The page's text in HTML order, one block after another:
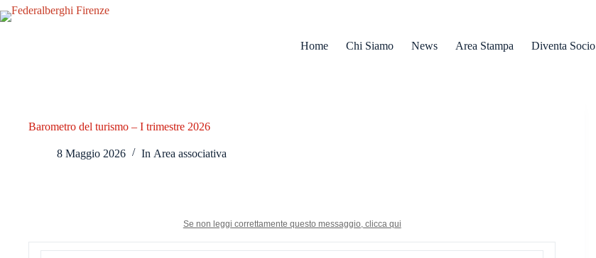
Salta
al
Home
Chi Siamo News Area Stampa Diventa Socio
Barometro del turismo – I trimestre 2026
8 Maggio 2026 In Area associativa
Se non leggi correttamente questo messaggio, clicca qui